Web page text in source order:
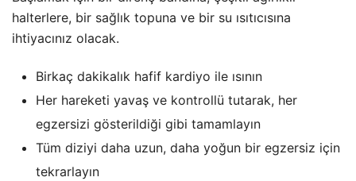
halterlere, bir sağlık topuna ve bir su ısıtıcısına
ihtiyacınız olacak.
Birkaç dakikalık hafif kardiyo ile ısının
Her hareketi yavaş ve kontrollü tutarak, her
egzersizi gösterildiği gibi tamamlayın
Tüm diziyi daha uzun, daha yoğun bir egzersiz için
tekrarlayın